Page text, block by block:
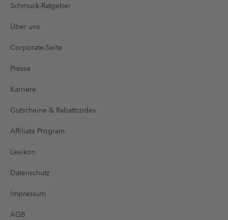
Schmuck-Ratgeber
Über uns
Corporate-Seite
Presse
Karriere
Gutscheine & Rabattcodes
Affiliate Program
Lexikon
Datenschutz
Impressum
AGB